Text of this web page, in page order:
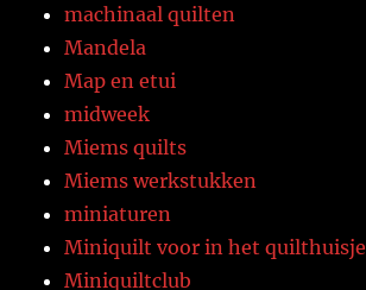
machinaal quilten
Mandela
Map en etui
midweek
Miems quilts
Miems werkstukken
miniaturen
Miniquilt voor in het quilthuisje
Miniquiltclub